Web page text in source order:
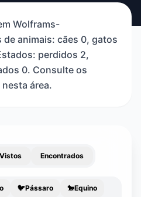
Wolframs-
animais: cães 0, gatos
perdidos 2,
0. Consulte os
área.
Vistos Encontrados
🐦Pássaro 🐎Equino